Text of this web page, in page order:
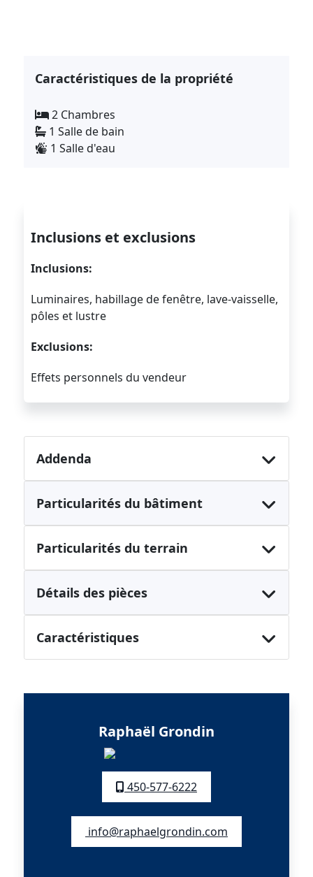
Caractéristiques de la propriété
2 Chambres
1 Salle de bain
1 Salle d'eau
Inclusions et exclusions
Inclusions:
Luminaires, habillage de fenêtre, lave-vaisselle,
pôles et lustre
Exclusions:
Effets personnels du vendeur
Addenda
Particularités du bâtiment
Particularités du terrain
Détails des pièces
Caractéristiques
Raphaël Grondin
450-577-6222
info@raphaelgrondin.com